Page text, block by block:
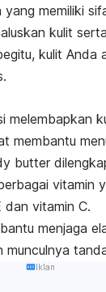
memiliki
kulit
kulit Anda
melembapkan
membantu
butter
vitamin
dan vitamin C.
menjaga
Iklan